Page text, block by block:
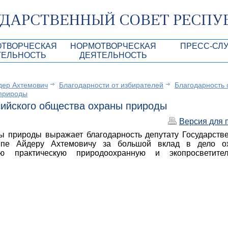
Крым
антикоррупционная экспертиза
НОРМОТВОРЧЕСКАЯ
ДЕЯТЕЛЬНОСТЬ
Повестки дня
Aкты Президиума ГС РК
Проекты нормативных правовых и иных
РК
ПРЕСС-
Лента новостей
Аккредитация
Контакты
Ахтемович Благодарности от избирателей
Благодарность
общества охраны природы
Версия для
природы выражает благодарность депутату
Айдеру Ахтемовичу за большой вклад в дело
природоохранную и